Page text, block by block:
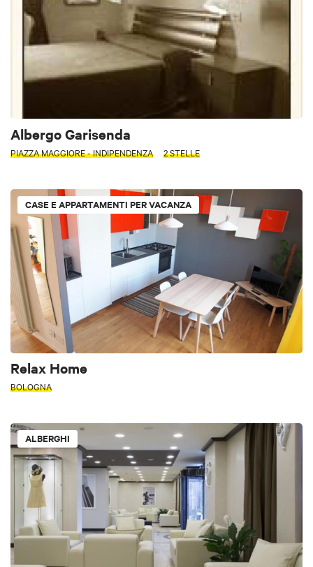
Albergo Garisenda
PIAZZA MAGGIORE - INDIPENDENZA 2 STELLE
CASE E APPARTAMENTI PER VACANZA
Relax Home
BOLOGNA
ALBERGHI